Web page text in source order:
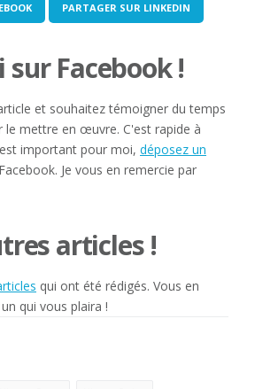
PARTAGER SUR LINKEDIN
Facebook !
et souhaitez témoigner du temps
le mettre en œuvre. C'est rapide à
important pour moi, déposez un
Je vous en remercie par
articles !
qui ont été rédigés. Vous en
qui vous plaira !